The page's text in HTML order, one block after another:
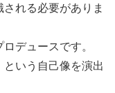
れる必要がありま
デュースです。
という自己像を演出